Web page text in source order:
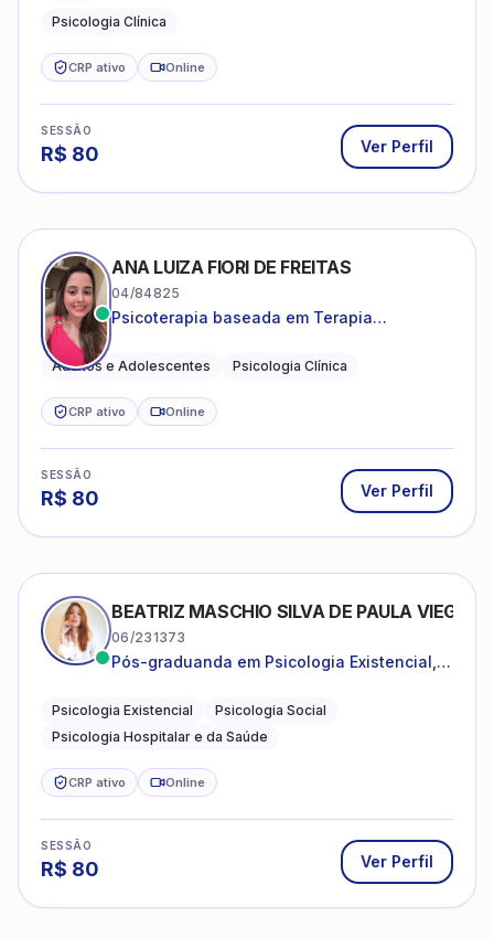
Psicologia Clínica
CRP ativo Online
SESSÃO
R$ 80 Ver Perfil
ANA LUIZA FIORI DE FREITAS
04/84825
Psicoterapia baseada em Terapia
Adultos e Adolescentes Psicologia Clínica
CRP ativo Online
SESSÃO
R$ 80 Ver Perfil
BEATRIZ MASCHIO SILVA DE PAULA VIEGAS
06/231373
Pós-graduanda em Psicologia Existencial,
da Saúde.
Psicologia Existencial
Psicologia Social
Psicologia Hospitalar e da Saúde
CRP ativo Online
SESSÃO
R$ 80 Ver Perfil